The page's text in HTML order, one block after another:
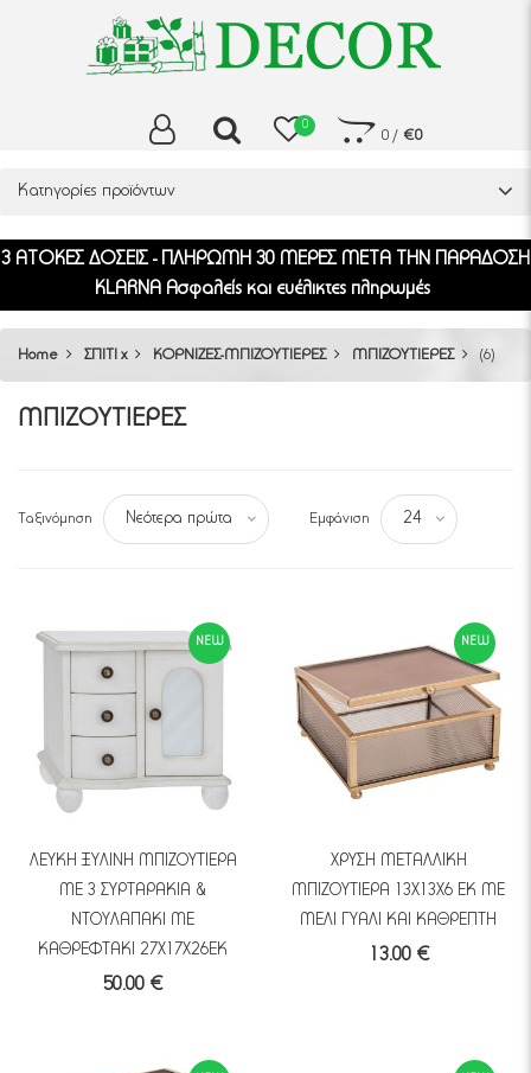
0
0/ €0
Κατηγορίες προϊόντων
3 ΑΤΟΚΕΣ ΔΟΣΕΙΣ - ΠΛΗΡΩΜΗ 30 ΜΕΡΕΣ ΜΕΤΑ ΤΗΝ ΠΑΡΑΔΟΣΗ
KLARNA Ασφαλείς και ευέλικτες πληρωμές
Home ΣΠΙΤΙ x ΚΟΡΝΙΖΕΣ-ΜΠΙΖΟΥΤΙΕΡΕΣ ΜΠΙΖΟΥΤΙΕΡΕΣ (6)
ΜΠΙΖΟΥΤΙΕΡΕΣ
Ταξινόμηση Νεότερα πρώτα Εμφάνιση 24
NEW
ΛΕΥΚΗ ΞΥΛΙΝΗ ΜΠΙΖΟΥΤΙΕΡΑ
ΜΕ 3 ΣΥΡΤΑΡΑΚΙΑ &
ΝΤΟΥΛΑΠΑΚΙ ΜΕ
ΚΑΘΡΕΦΤΑΚΙ 27Χ17Χ26ΕΚ
50.00 €
NEW
ΧΡΥΣΗ ΜΕΤΑΛΛΙΚΗ
ΜΠΙΖΟΥΤΙΕΡΑ 13Χ13Χ6 ΕΚ ΜΕ
ΜΕΛΙ ΓΥΑΛΙ ΚΑΙ ΚΑΘΡΕΠΤΗ
13.00 €